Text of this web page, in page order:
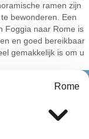
ramen zijn
bewonderen. Een
Foggia naar Rome is
en goed bereikbaar
gemakkelijk is om u
Rome